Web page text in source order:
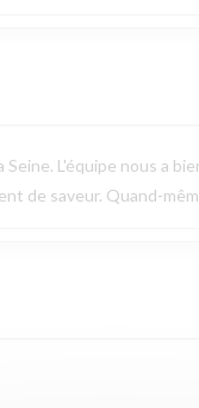
L'équipe nous a
de saveur. Quand-